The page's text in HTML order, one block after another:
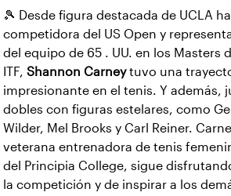
🎾 Desde figura destacada de UCLA
competidora del US Open y
del equipo de 65 . UU. en los Masters
ITF, Shannon Carneytuvo una
impresionante en el tenis. Y además,
dobles con figuras estelares, como
Wilder, Mel Brooks y Carl Reiner.
veterana entrenadora de tenis
del Principia College, sigue
la competición y de inspirar a los